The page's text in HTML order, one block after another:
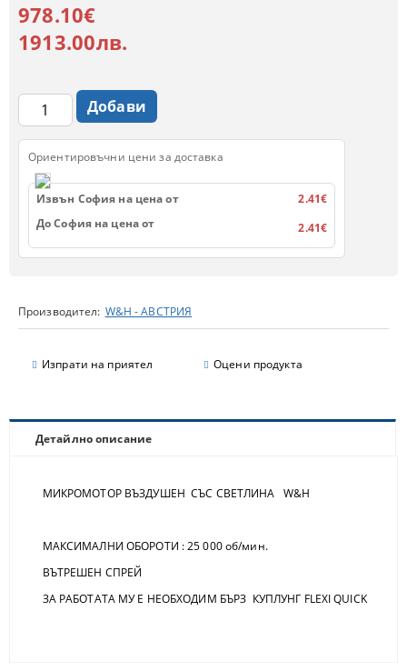
Производител: W&H - АВСТРИЯ
Изпрати на приятел Оцени продукта
978.10€
1913.00лв.
Ориентировъчни цени за доставка
Извън София на цена от
2.41€
До София на цена от
2.41€
Детайлно описание
MИКРОМОТОР ВЪЗДУШЕН СЪС СВЕТЛИНА W&H
МАКСИМАЛНИ ОБОРОТИ : 25 000 об/мин.
ВЪТРЕШЕН СПРЕЙ
ЗА РАБОТАТА МУ Е НЕОБХОДИМ БЪРЗ КУПЛУНГ FLEXI QUICK